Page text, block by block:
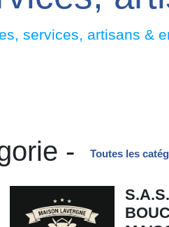
services, artisans &
- Toutes les
S.A.S.